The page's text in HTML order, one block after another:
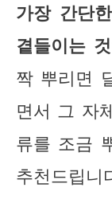
가장 간단
곁들이는 것
짝 뿌리면
면서 그 자
류를 조금
추천드립니